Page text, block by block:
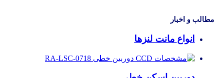
مطالب و اخبار
انواع مانت لنزها